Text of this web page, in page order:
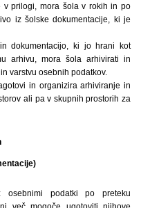
v prilogi, mora šola v rokih in po
iz šolske dokumentacije, ki je
dokumentacijo, ki jo hrani kot
arhivu, mora šola arhivirati in
varstvu osebnih podatkov.
in organizira arhiviranje in
ali pa v skupnih prostorih za
osebnimi podatki po preteku